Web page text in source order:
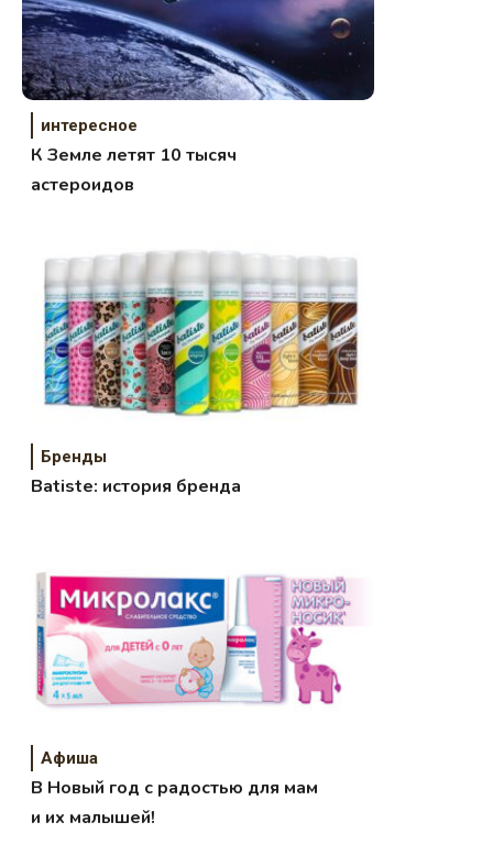
интересное
К Земле летят 10 тысяч
астероидов
Бренды
Batiste: история бренда
Афиша
В Новый год с радостью для мам
и их малышей!